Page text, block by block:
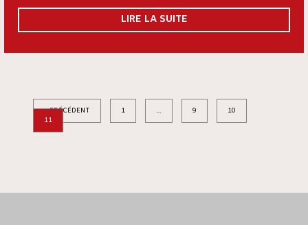
LIRE LA SUITE
« PRÉCÉDENT 1 … 9
10
11